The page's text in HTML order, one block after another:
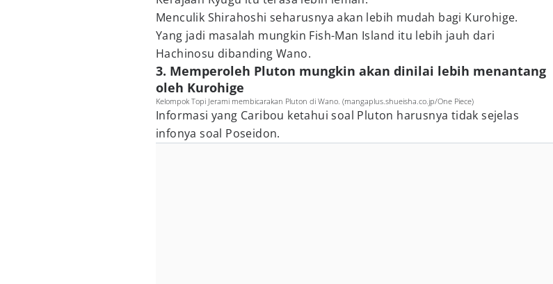
Menculik Shirahoshi seharusnya akan lebih mudah bagi Kurohige.
Yang jadi masalah mungkin Fish-Man Island itu lebih jauh dari
Hachinosu dibanding Wano.
3. Memperoleh Pluton mungkin akan dinilai lebih menantang
oleh Kurohige
Kelompok Topi Jerami membicarakan Pluton di Wano. (mangaplus.shueisha.co.jp/One Piece)
Informasi yang Caribou ketahui soal Pluton harusnya tidak sejelas
infonya soal Poseidon.